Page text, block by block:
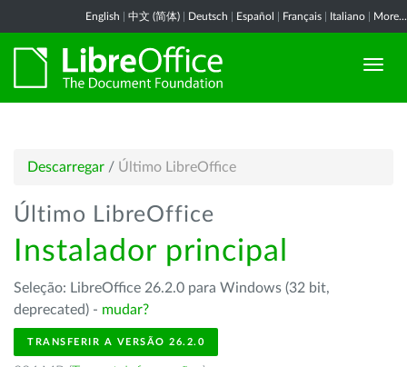
English 中文 (简体) Deutsch Español Français Italiano More...
Descarregar / Último LibreOffice
Último LibreOffice
Instalador principal
Seleção: LibreOffice 26.2.0 para Windows (32 bit,
deprecated) - mudar?
TRANSFERIR A VERSÃO 26.2.0